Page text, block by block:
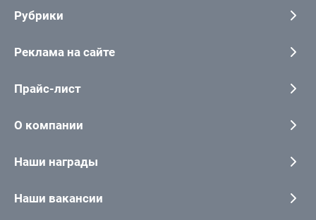
Рубрики
Реклама на сайте
Прайс-лист
О компании
Наши награды
Наши вакансии